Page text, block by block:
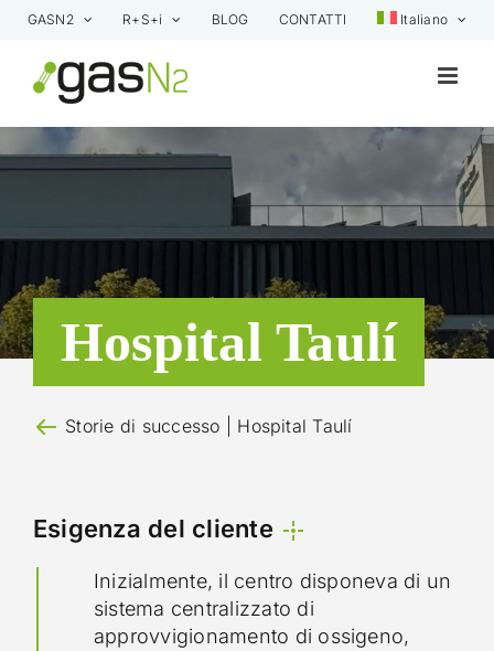
Skip
content
GASN2 R+S+i BLOG CONTATTI Italiano
Hospital Taulí
Storie di successo | Hospital Taulí
Esigenza del cliente
Inizialmente, il centro disponeva di un
sistema centralizzato di
approvvigionamento di ossigeno,